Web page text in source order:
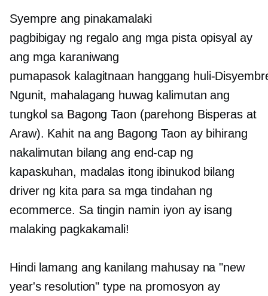
Syempre ang pinakamalaki
pagbibigay ng regalo ang mga pista opisyal ay
ang mga karaniwang
pumapasok kalagitnaan hanggang huli-
Ngunit, mahalagang huwag kalimutan ang
tungkol sa Bagong Taon (parehong Bisperas at
Araw). Kahit na ang Bagong Taon ay bihirang
nakalimutan bilang ang end-cap ng
kapaskuhan, madalas itong ibinukod bilang
driver ng kita para sa mga tindahan ng
ecommerce. Sa tingin namin iyon ay isang
malaking pagkakamali!
Hindi lamang ang kanilang mahusay na "new
year's resolution" type na promosyon ay